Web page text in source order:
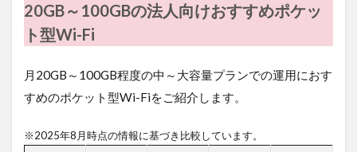
柔軟な運
る「Chat
1.1.1.3
お試し利
め契約に
強い
20GB～100GBの法人向けおすすめポケッ
ト型Wi-Fi
月20GB～100GB程度の中～大容量プランでの運用におす
すめのポケット型Wi-Fiをご紹介します。
※2025年8月時点の情報に基づき比較しています。